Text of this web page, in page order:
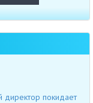
директор покидает